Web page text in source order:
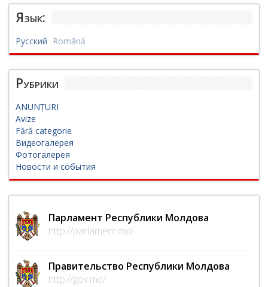
Язык:
Русский Română
Рубрики
ANUNȚURI
Avize
Fără categorie
Видеогалерея
Фотогалерея
Новости и события
Парламент Республики Молдова
http://parlament.md/
Правительство Республики Молдова
http://gov.md/